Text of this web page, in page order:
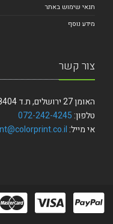
תנאי שימוש באתר
מידע נוסף
צור קשר
האומן 27 ירושלים, ת.ד 8404
טלפון:072-242-4245
אי מייל: